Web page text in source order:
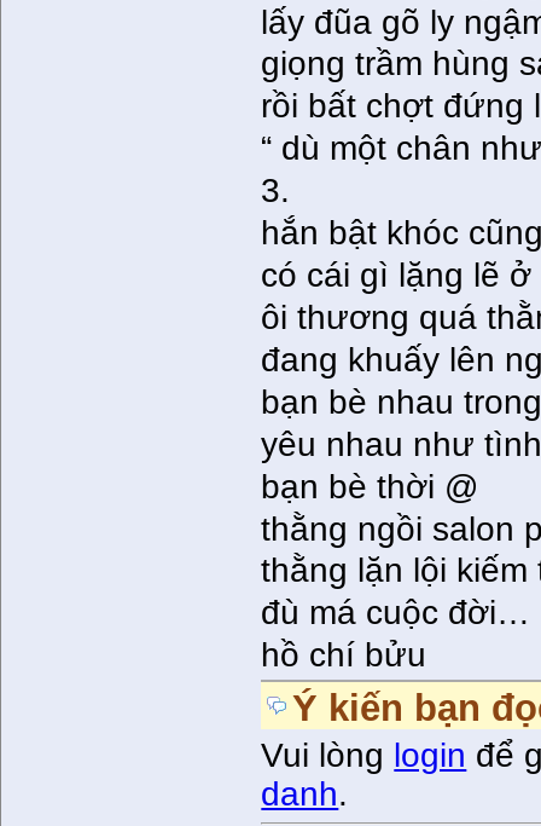
lấy đũa gõ ly
giọng trầm hùng
rồi bất chợt đứng
“ dù một chân
3.
hắn bật khóc
có cái gì lặng lẽ ở
ôi thương quá
đang khuấy lên
bạn bè nhau
yêu nhau như
bạn bè thời @
thằng ngồi salon
thằng lặn lội
đù má cuộc đời…
hồ chí bửu
Ý kiến bạn
Vui lòng login để
danh.